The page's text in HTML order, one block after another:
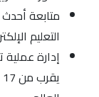
متابعة
التعليم
إدارة عملية